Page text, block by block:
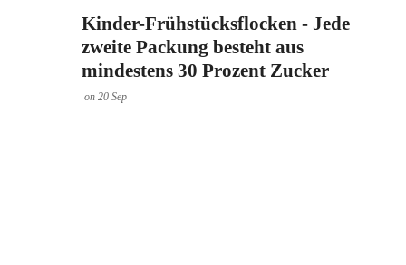
Kinder-Frühstücksflocken - Jede
zweite Packung besteht aus
mindestens 30 Prozent Zucker
on 20 Sep